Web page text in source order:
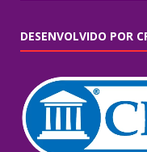
DESENVOLVIDO POR